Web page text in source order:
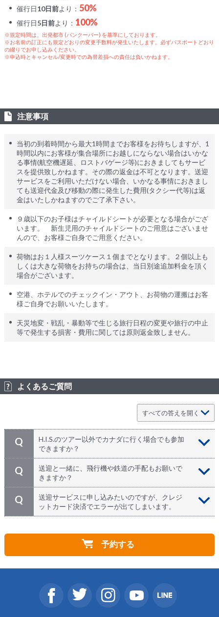
催行日10日前より： 50%
催行日5日前より： 100%
※規定時間は、出発都市 (バンクーバー) を基準にしております。
※お名前の訂正にも規定どおりの変更手数料が発生いたします。必ずパスポートどおり
の綴りでお申し込みください。
※申込時とキャンセル/変更時での為替差損への責任は負いかねます。
注意事項
当初の到着時間から最大1時間までお客様をお待ちしますが、1
時間以内にお客様が集合場所にお越しにならない場合はいかな
る事情(航空機遅延、ロストバゲージ等)におきましてもサービ
スを提供致しかねます。その際の返金は不可となります。送迎
サービスをご利用いただけない場合、いかなる事情におきまし
ても送迎代金及び移動の際に発生した費用(タクシー代等)は返
金はいたしかねますのでご了承下さい。
９歳以下のお子様はチャイルドシートが必要となる場合がござ
います。 新生児用のチャイルドシートのご用意はございませ
んので、お客様ご自身でご用意ください。
荷物はお１人様スーツケース１個までとなります。２個以上も
しくは大きな荷物をお持ちの場合は、当日別途追加料金を頂く
場合がございます。
空港、ホテルでのチェックイン・アウト、お荷物の運搬はお客
様ご自身でお願いいたします。
天災地変・戦乱・暴動等で生じる旅行日程の変更や旅行の中止
等で発生する損害・費用に関しては原則返金致しません。
よくあるご質問
Q
H.I.S.のツアー以外でカナダに行く場合でも参加
できますか？
A
どうぞご参加ください。日本発のツアーでカナダにお越
しになる方、個人旅行で来られる方、カナダなど海外に
お住まいの方、どなたでもお申込みいただけます！
Q
送迎と一緒に、飛行機や鉄道の手配もお願いで
きますか？
A
HISカナダでは航空券の手配を行っておりません。ご希
望の場合は関連会社をご案内致しますので、お気軽にお
申し付けください。
Q
送迎サービスに申し込みたいのですが、クレジ
ットカード決済でエラーが出てしまいます。
お問い合わせください。担当者が直接対応させていただ
予約する